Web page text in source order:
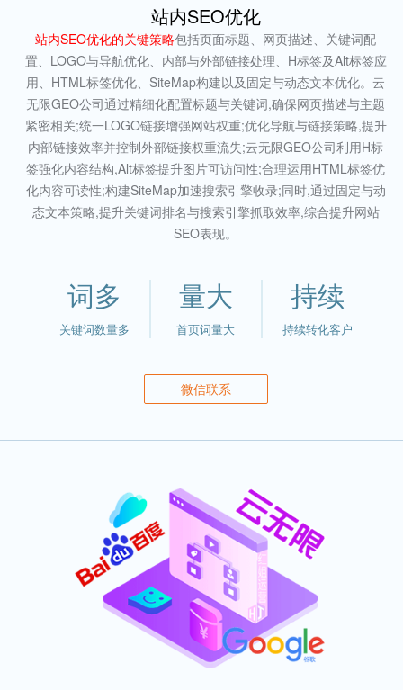
站内SEO优化
站内SEO优化的关键策略包括页面标题、网页描述、关键词配
置、LOGO与导航优化、内部与外部链接处理、H标签及Alt标签应
用、HTML标签优化、SiteMap构建以及固定与动态文本优化。云
无限GEO公司通过精细化配置标题与关键词,确保网页描述与主题
紧密相关;统一LOGO链接增强网站权重;优化导航与链接策略,提升
内部链接效率并控制外部链接权重流失;云无限GEO公司利用H标
签强化内容结构,Alt标签提升图片可访问性;合理运用HTML标签优
化内容可读性;构建SiteMap加速搜索引擎收录;同时,通过固定与动
态文本策略,提升关键词排名与搜索引擎抓取效率,综合提升网站
SEO表现。
词多
关键词数量多
量大
首页词量大
持续
持续转化客户
微信联系